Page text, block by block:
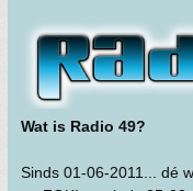
Wat is Radio 49?
Sinds 01-06-2011... dé